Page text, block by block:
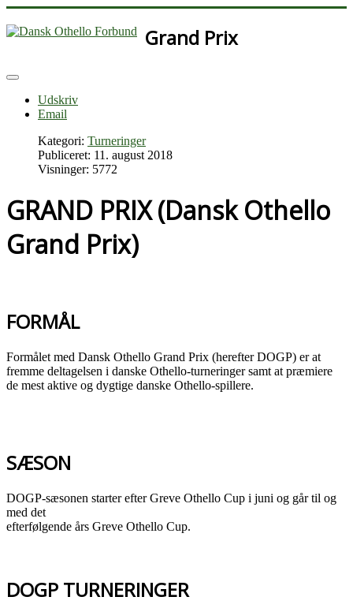
Grand Prix
Udskriv
Email
Kategori: Turneringer
Publiceret: 11. august 2018
Visninger: 5772
GRAND PRIX (Dansk Othello
Grand Prix)
FORMÅL
Formålet med Dansk Othello Grand Prix (herefter DOGP) er at
fremme deltagelsen i danske Othello-turneringer samt at præmiere
de mest aktive og dygtige danske Othello-spillere.
SÆSON
DOGP-sæsonen starter efter Greve Othello Cup i juni og går til og
med det
efterfølgende års Greve Othello Cup.
DOGP TURNERINGER